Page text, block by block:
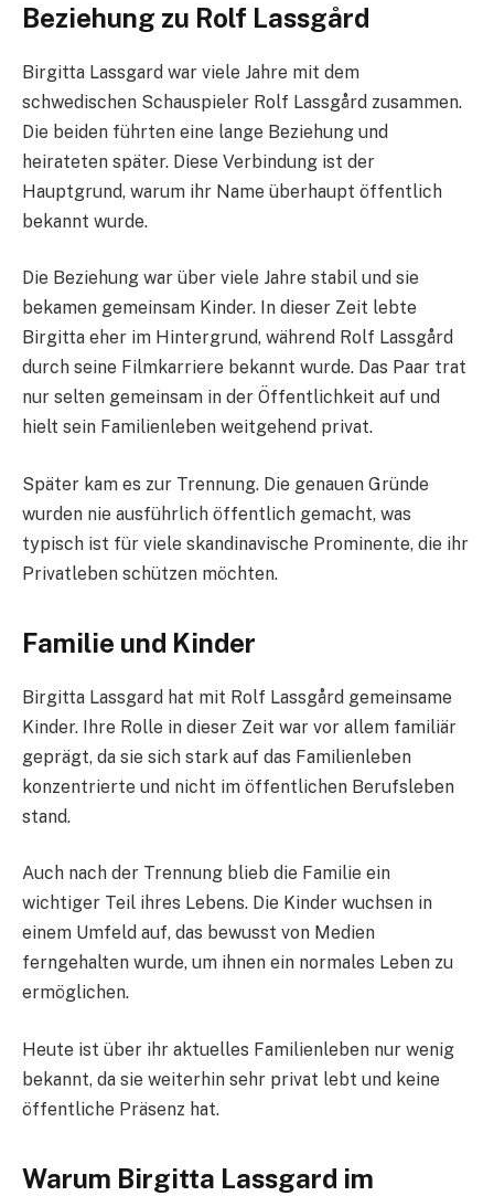
Beziehung zu Rolf Lassgård
Birgitta Lassgard war viele Jahre mit dem
schwedischen Schauspieler Rolf Lassgård zusammen.
Die beiden führten eine lange Beziehung und
heirateten später. Diese Verbindung ist der
Hauptgrund, warum ihr Name überhaupt öffentlich
bekannt wurde.
Die Beziehung war über viele Jahre stabil und sie
bekamen gemeinsam Kinder. In dieser Zeit lebte
Birgitta eher im Hintergrund, während Rolf Lassgård
durch seine Filmkarriere bekannt wurde. Das Paar trat
nur selten gemeinsam in der Öffentlichkeit auf und
hielt sein Familienleben weitgehend privat.
Später kam es zur Trennung. Die genauen Gründe
wurden nie ausführlich öffentlich gemacht, was
typisch ist für viele skandinavische Prominente, die ihr
Privatleben schützen möchten.
Familie und Kinder
Birgitta Lassgard hat mit Rolf Lassgård gemeinsame
Kinder. Ihre Rolle in dieser Zeit war vor allem familiär
geprägt, da sie sich stark auf das Familienleben
konzentrierte und nicht im öffentlichen Berufsleben
stand.
Auch nach der Trennung blieb die Familie ein
wichtiger Teil ihres Lebens. Die Kinder wuchsen in
einem Umfeld auf, das bewusst von Medien
ferngehalten wurde, um ihnen ein normales Leben zu
ermöglichen.
Heute ist über ihr aktuelles Familienleben nur wenig
bekannt, da sie weiterhin sehr privat lebt und keine
öffentliche Präsenz hat.
Warum Birgitta Lassgard im